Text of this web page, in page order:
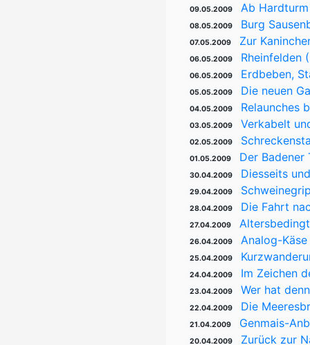
09.05.2009 Ab
08.05.2009 Burg
07.05.2009 Zur
06.05.2009 Rheinfelden
06.05.2009 Erdbeben,
05.05.2009 Die neuen
04.05.2009 Relaunches
03.05.2009 Verkabelt
02.05.2009
01.05.2009 Der Badener
30.04.2009 Diesseits
29.04.2009
28.04.2009 Die Fahrt
27.04.2009
26.04.2009 Analog-
25.04.2009
24.04.2009 Im Zeichen
23.04.2009 Wer hat
22.04.2009 Die
21.04.2009 Genmais-
20.04.2009 Zurück zur